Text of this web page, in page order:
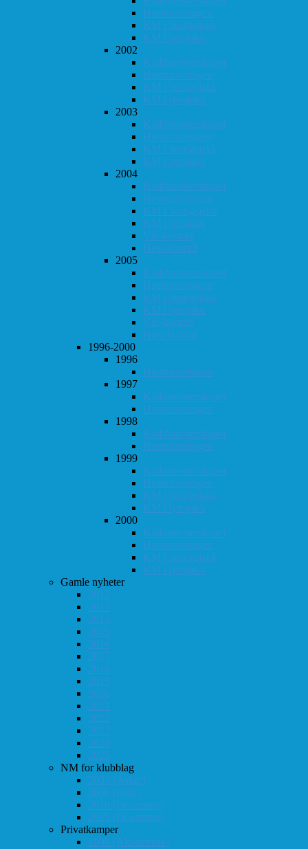
Høstturneringen
KM i hurtigsjakk
KM i lynsjakk
2002
Klubbmesterskapet
Høstturneringen
KM i hurtigsjakk
KM i lynsjakk
2003
Klubbmesterskapet
Høstturneringen
KM i hurtigsjakk
KM i lynsjakk
2004
Klubbmesterskapet
Høstturneringen
KM i hurtigsjakk
KM i lynsjakk
Vår-konrad
Høst-konrad
2005
Klubbmesterskapet
Høstturneringen
KM i hurtigsjakk
KM i lynsjakk
Vår-konrad
Høst-konrad
1996-2000
1996
Høstturneringen
1997
Klubbmesterskapet
Høstturneringen
1998
Klubbmesterskapet
Høstturneringen
1999
Klubbmesterskapet
Høstturneringen
KM i hurtigsjakk
KM i lynsjakk
2000
Klubbmesterskapet
Høstturneringen
KM i hurtigsjakk
KM i lynsjakk
Gamle nyheter
2012
2013
2014
2015
2016
2017
2018
2019
2020
2021
2022
2023
2024
2025
NM for klubblag
2003 (Asker)
2008 (Oslo)
2010 (Drammen)
2025 (Drammen)
Privatkamper
1998 (Akademisk)